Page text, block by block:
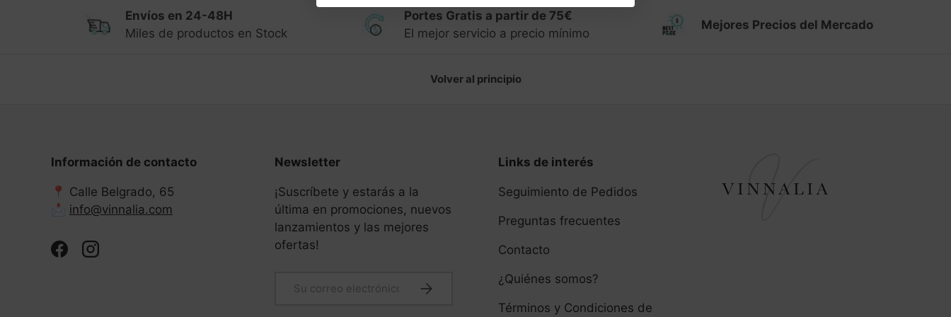
Envíos en 24-48H
Miles de productos en Stock
Portes Gratis a partir de 75€
El mejor servicio a precio mínimo
Mejores Precios del Mercado
Volver al principio
Información de contacto
📍 Calle Belgrado, 65
📩 info@vinnalia.com
FacebookInstagram
Newsletter
¡Suscríbete y estarás a la
última en promociones, nuevos
lanzamientos y las mejores
ofertas!
Suscribirse
Links de interés
Seguimiento de Pedidos
Preguntas frecuentes
Contacto
¿Quiénes somos?
Términos y Condiciones de